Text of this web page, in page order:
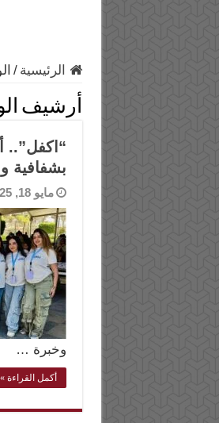
الرئيسية /
أرشيف
“اكفل”..
بشفافية
مايو 18, 2025
وخبرة …
أكمل القراءة »